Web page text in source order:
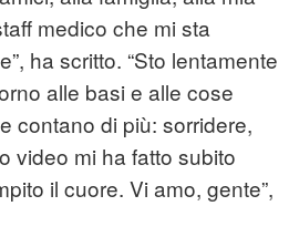
medico che mi sta
ha scritto. “Sto lentamente
alle basi e alle cose
contano di più: sorridere,
video mi ha fatto subito
il cuore. Vi amo, gente”,